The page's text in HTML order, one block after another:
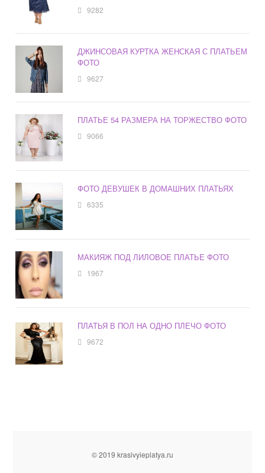
9282
ДЖИНСОВАЯ КУРТКА ЖЕНСКАЯ С ПЛАТЬЕМ
ФОТО
9627
ПЛАТЬЕ 54 РАЗМЕРА НА ТОРЖЕСТВО ФОТО
9066
ФОТО ДЕВУШЕК В ДОМАШНИХ ПЛАТЬЯХ
6335
МАКИЯЖ ПОД ЛИЛОВОЕ ПЛАТЬЕ ФОТО
1967
ПЛАТЬЯ В ПОЛ НА ОДНО ПЛЕЧО ФОТО
9672
© 2019 krasivyieplatya.ru